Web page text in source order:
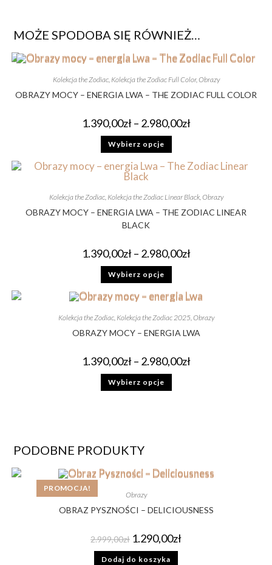
MOŻE SPODOBA SIĘ RÓWNIEŻ…
Kolekcja the Zodiac, Kolekcja the Zodiac Full Color,Obrazy
OBRAZY MOCY – ENERGIA LWA – THE ZODIAC FULL COLOR
1.390,00zł – 2.980,00zł
Wybierz opcje
Kolekcja the Zodiac, Kolekcja the Zodiac Linear Black, Obrazy
OBRAZY MOCY – ENERGIA LWA – THE ZODIAC LINEAR
BLACK
1.390,00zł – 2.980,00zł
Wybierz opcje
Kolekcja the Zodiac, Kolekcja the Zodiac 2025,Obrazy
OBRAZY MOCY – ENERGIA LWA
1.390,00zł – 2.980,00zł
Wybierz opcje
PODOBNE PRODUKTY
PROMOCJA!
Obrazy
OBRAZ PYSZNOŚCI – DELICIOUSNESS
2.999,00zł 1.290,00zł
Dodaj do koszyka